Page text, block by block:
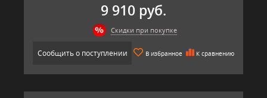
9 910 руб.
Скидки при покупке
Сообщить о поступлении В избранное К сравнению